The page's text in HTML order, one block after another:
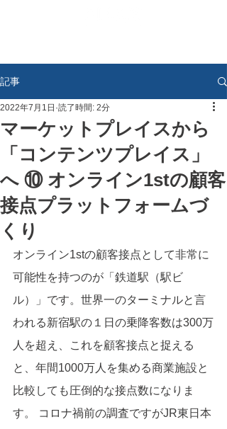
記事
マーケットプレイスから
「コンテンツプレイス」
へ ⑩ オンライン1stの顧客
接点プラットフォームづ
くり
2022年7月1日 読了時間: 2分
オンライン1stの顧客接点として非常に
可能性を持つのが「鉄道駅（駅ビ
ル）」です。世界一のターミナルと言
われる新宿駅の１日の乗降客数は300万
人を超え、これを顧客接点と捉える
と、年間1000万人を集める商業施設と
比較しても圧倒的な接点数になりま
す。 コロナ禍前の調査ですがJR東日本